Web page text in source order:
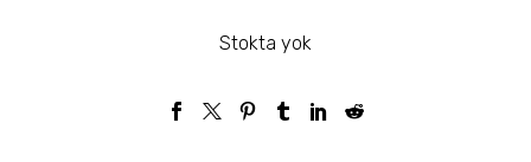
Stokta yok